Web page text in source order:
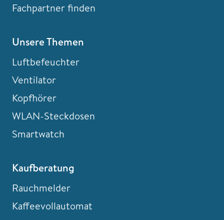
Fachpartner finden
Unsere Themen
Luftbefeuchter
Ventilator
Kopfhörer
WLAN-Steckdosen
Smartwatch
Kaufberatung
Rauchmelder
Kaffeevollautomat